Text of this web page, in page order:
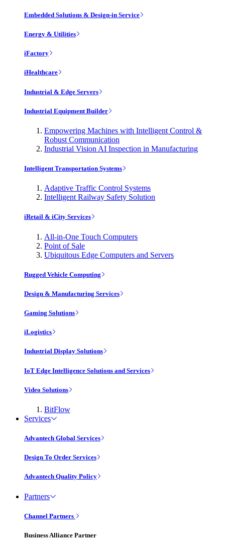
Embedded Solutions & Design-in Service
Energy & Utilities
iFactory
iHealthcare
Industrial & Edge Servers
Industrial Equipment Builder
Empowering Machines with Intelligent Control &
Robust Communication
Industrial Vision AI Inspection in Manufacturing
Intelligent Transportation Systems
Adaptive Traffic Control Systems
Intelligent Railway Safety Solution
iRetail & iCity Services
All-in-One Touch Computers
Point of Sale
Ubiquitous Edge Computers and Servers
Rugged Vehicle Computing
Design & Manufacturing Services
Gaming Solutions
iLogistics
Industrial Display Solutions
IoT Edge Intelligence Solutions and Services
Video Solutions
BitFlow
Services
Advantech Global Services
Design To Order Services
Advantech Quality Policy
Partners
Channel Partners
Business Alliance Partner